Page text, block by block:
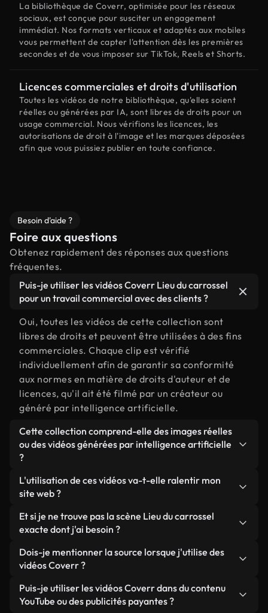
La bibliothèque de Coverr, optimisée pour les réseaux
sociaux, est conçue pour susciter un engagement
immédiat. Nos formats verticaux et adaptés aux mobiles
vous permettent de capter l'attention dès les premières
secondes et de vous imposer sur TikTok, Reels et Shorts.
Licences commerciales et droits d'utilisation
Toutes les vidéos de notre bibliothèque, qu'elles soient
réelles ou générées par IA, sont libres de droits pour un
usage commercial. Nous vérifions les licences, les
autorisations de droit à l'image et les marques déposées
afin que vous puissiez publier en toute confiance.
Besoin d'aide ?
Foire aux questions
Obtenez rapidement des réponses aux questions
fréquentes.
Puis-je utiliser les vidéos Coverr Lieu du carrossel
pour un travail commercial avec des clients ?
Oui, toutes les vidéos de cette collection sont
libres de droits et peuvent être utilisées à des fins
commerciales. Chaque clip est vérifié
individuellement afin de garantir sa conformité
aux normes en matière de droits d'auteur et de
licences, qu'il ait été filmé par un créateur ou
généré par intelligence artificielle.
Cette collection comprend-elle des images réelles
ou des vidéos générées par intelligence artificielle
?
Les deux. Il s'agit d'une bibliothèque hybride
composée de véritables images filmées par des
vidéos générées par IA. Chaque vidéo est
clairement identifiée afin que vous sachiez
toujours ce que vous utilisez.
L'utilisation de ces vidéos va-t-elle ralentir mon
site web ?
Sauf si vous choisissez nos versions optimisées.
Nous proposons des formats légers, prêts pour le
ils conservent une qualité élevée tout en
minimisant les temps de chargement et en
améliorant des indicateurs comme le LCP.
Et si je ne trouve pas la scène Lieu du carrossel
exacte dont j'ai besoin ?
Vous pouvez en créer une instantanément avec
Coverr AI Studio. Il vous suffit de décrire la scène,
soleil », et le Studio générera en quelques
secondes une vidéo personnalisée conforme à nos
Dois-je mentionner la source lorsque j'utilise des
vidéos Coverr ?
Aucune attribution n'est requise. Toutes les vidéos
de notre bibliothèque sont libres de droits et
Puis-je utiliser les vidéos Coverr dans du contenu
YouTube ou des publicités payantes ?